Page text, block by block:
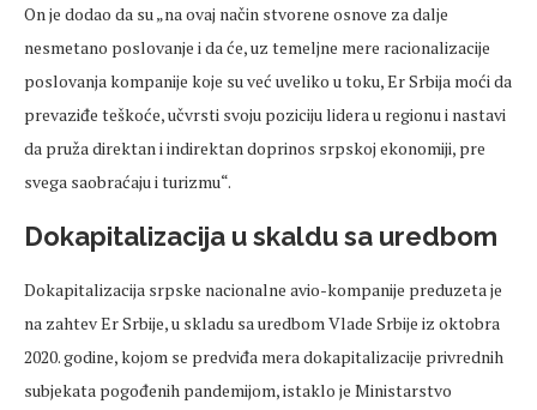
On je dodao da su „na ovaj način stvorene osnove za dalje
nesmetano poslovanje i da će, uz temeljne mere racionalizacije
poslovanja kompanije koje su već uveliko u toku, Er Srbija moći da
prevaziđe teškoće, učvrsti svoju poziciju lidera u regionu i nastavi
da pruža direktan i indirektan doprinos srpskoj ekonomiji, pre
svega saobraćaju i turizmu“.
Dokapitalizacija u skaldu sa uredbom
Dokapitalizacija srpske nacionalne avio-kompanije preduzeta je
na zahtev Er Srbije, u skladu sa uredbom Vlade Srbije iz oktobra
2020. godine, kojom se predviđa mera dokapitalizacije privrednih
subjekata pogođenih pandemijom, istaklo je Ministarstvo